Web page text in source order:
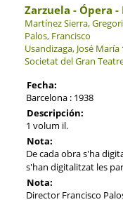
Zarzuela - Ópera -
Martínez Sierra,
Palos, Francisco
Usandizaga, José María
Societat del Gran
Fecha:
Barcelona : 1938
Descripción:
1 volum il.
Nota:
De cada obra s'ha
s'han digitalitzat les
Nota:
Director Francisco